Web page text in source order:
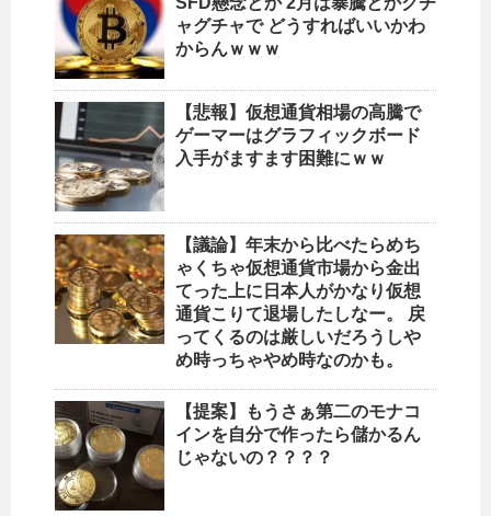
ャグチャで どうすればいいかわ
からんｗｗｗ
【悲報】仮想通貨相場の高騰で
ゲーマーはグラフィックボード
入手がますます困難にｗｗ
【議論】年末から比べたらめち
ゃくちゃ仮想通貨市場から金出
てった上に日本人がかなり仮想
通貨こりて退場したしなー。 戻
ってくるのは厳しいだろうしや
め時っちゃやめ時なのかも。
【提案】もうさぁ第二のモナコ
インを自分で作ったら儲かるん
じゃないの？？？？